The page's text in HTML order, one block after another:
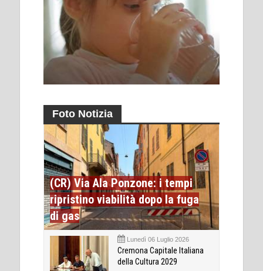
Foto Notizia
(CR) Via Ala Ponzone: i tempi
ripristino viabilità dopo la fuga
di gas
Lunedì 06 Luglio 2026
Cremona Capitale Italiana
della Cultura 2029